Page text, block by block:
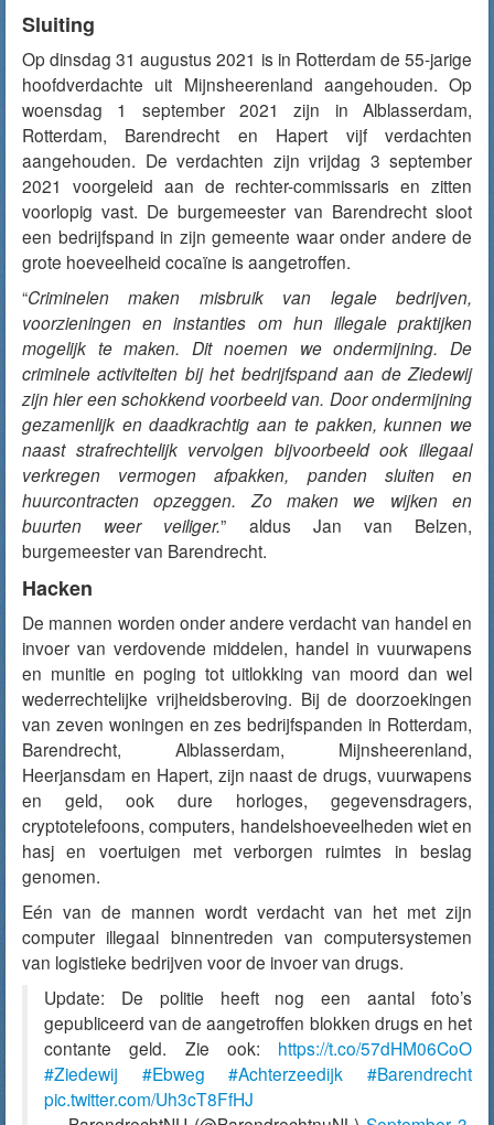
Sluiting
Op dinsdag 31 augustus 2021 is in Rotterdam de 55-jarige
hoofdverdachte uit Mijnsheerenland aangehouden. Op
woensdag 1 september 2021 zijn in Alblasserdam,
Rotterdam, Barendrecht en Hapert vijf verdachten
aangehouden. De verdachten zijn vrijdag 3 september
2021 voorgeleid aan de rechter-commissaris en zitten
voorlopig vast. De burgemeester van Barendrecht sloot
een bedrijfspand in zijn gemeente waar onder andere de
grote hoeveelheid cocaïne is aangetroffen.
“Criminelen maken misbruik van legale bedrijven,
voorzieningen en instanties om hun illegale praktijken
mogelijk te maken. Dit noemen we ondermijning. De
criminele activiteiten bij het bedrijfspand aan de Ziedewij
zijn hier een schokkend voorbeeld van. Door ondermijning
gezamenlijk en daadkrachtig aan te pakken, kunnen we
naast strafrechtelijk vervolgen bijvoorbeeld ook illegaal
verkregen vermogen afpakken, panden sluiten en
huurcontracten opzeggen. Zo maken we wijken en
buurten weer veiliger.” aldus Jan van Belzen,
burgemeester van Barendrecht.
Hacken
De mannen worden onder andere verdacht van handel en
invoer van verdovende middelen, handel in vuurwapens
en munitie en poging tot uitlokking van moord dan wel
wederrechtelijke vrijheidsberoving. Bij de doorzoekingen
van zeven woningen en zes bedrijfspanden in Rotterdam,
Barendrecht, Alblasserdam, Mijnsheerenland,
Heerjansdam en Hapert, zijn naast de drugs, vuurwapens
en geld, ook dure horloges, gegevensdragers,
cryptotelefoons, computers, handelshoeveelheden wiet en
hasj en voertuigen met verborgen ruimtes in beslag
genomen.
Eén van de mannen wordt verdacht van het met zijn
computer illegaal binnentreden van computersystemen
van logistieke bedrijven voor de invoer van drugs.
Update: De politie heeft nog een aantal foto’s
gepubliceerd van de aangetroffen blokken drugs en het
contante geld. Zie ook: https://t.co/57dHM06CoO
#Ziedewij
#Ebweg #Achterzeedijk
#Barendrecht
pic.twitter.com/Uh3cT8FfHJ